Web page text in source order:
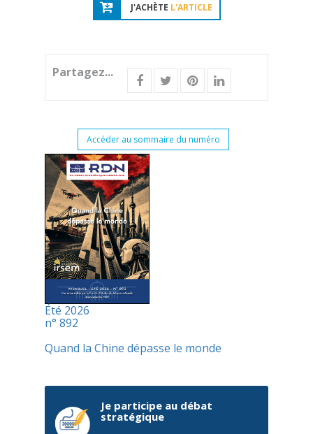
J'ACHÈTE L'ARTICLE
Partagez...
Accéder au sommaire du numéro
Été 2026
n° 892
Quand la Chine dépasse le monde
Je participe au débat
stratégique